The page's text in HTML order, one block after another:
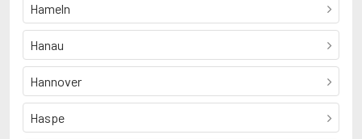
Hameln
Hanau
Hannover
Haspe